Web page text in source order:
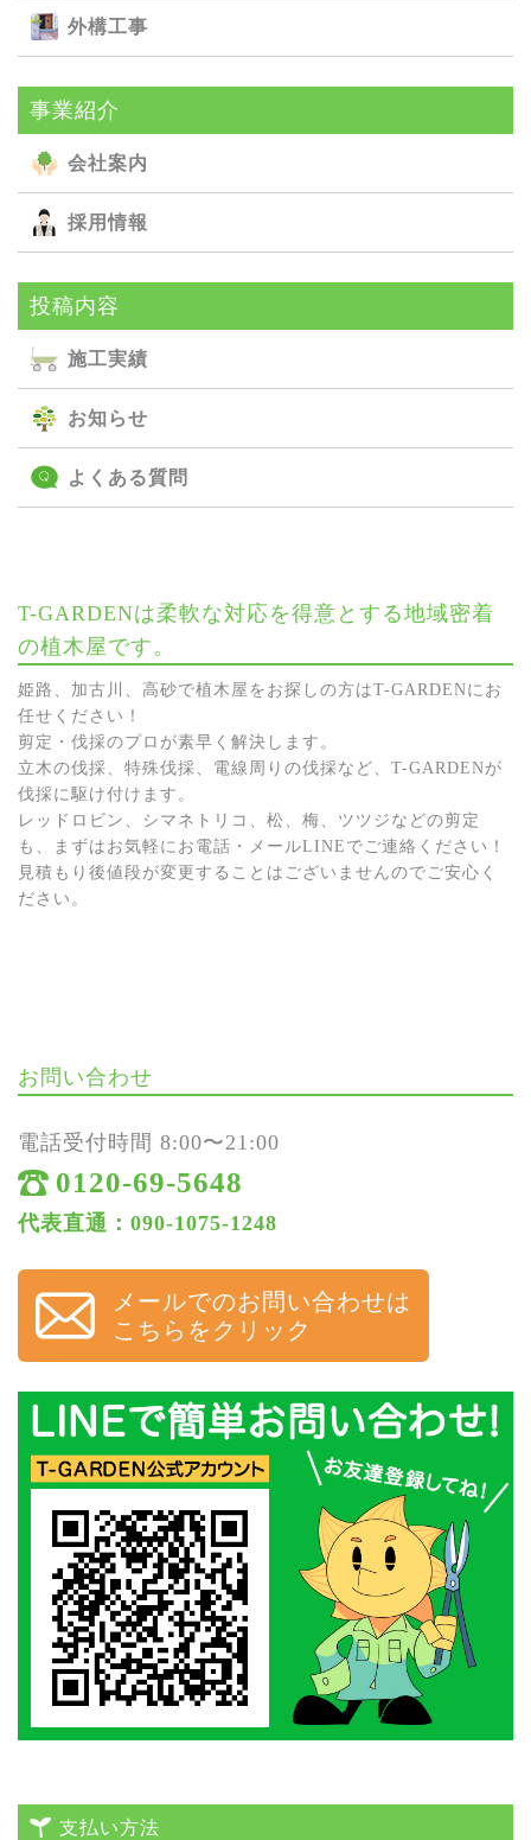
外構⼯事
事業紹介
会社案内
採用情報
投稿内容
施⼯実績
お知らせ
よくある質問
T-GARDENは柔軟な対応を得意とする地域密着
の植木屋です。
姫路、加古川、高砂で植木屋をお探しの方はT-GARDENにお
任せください！
剪定・伐採のプロが素早く解決します。
立木の伐採、特殊伐採、電線周りの伐採など、T-GARDENが
伐採に駆け付けます。
レッドロビン、シマネトリコ、松、梅、ツツジなどの剪定
も、まずはお気軽にお電話・メールLINEでご連絡ください！
見積もり後値段が変更することはございませんのでご安心く
ださい。
お問い合わせ
電話受付時間 8:00〜21:00
0120-69-5648
代表直通：090-1075-1248
メールでのお問い合わせは
こちらをクリック
支払い方法